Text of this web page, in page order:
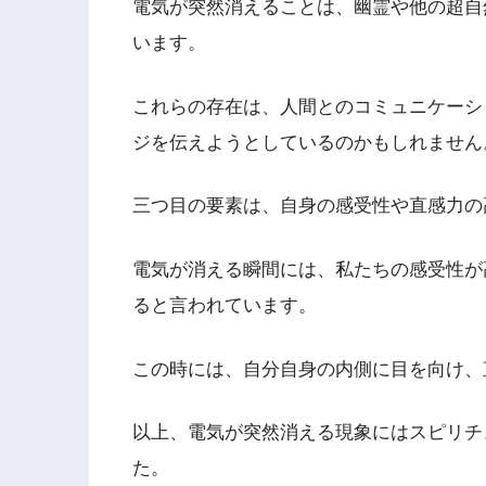
電気が突然消えることは、幽霊や他の超
います。
これらの存在は、人間とのコミュニケー
ジを伝えようとしているのかもしれませ
三つ目の要素は、自身の感受性や直感力
電気が消える瞬間には、私たちの感受性
ると言われています。
この時には、自分自身の内側に目を向け
以上、電気が突然消える現象にはスピリ
た。